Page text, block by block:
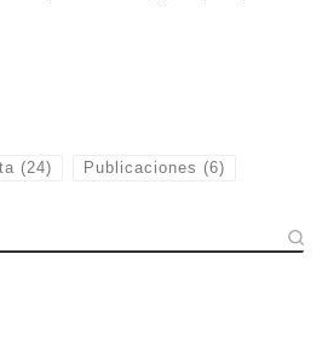
(24) Publicaciones (6)